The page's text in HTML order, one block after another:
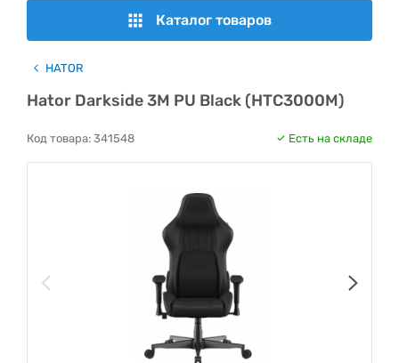
Каталог товаров
HATOR
Hator Darkside 3M PU Black (HTC3000M)
Код товара: 341548 Есть на складе